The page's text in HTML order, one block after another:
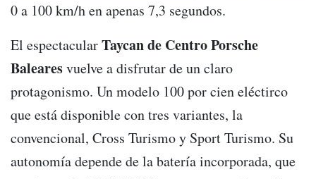
0 a 100 km/h en apenas 7,3 segundos.
El espectacularTaycan de Centro Porsche
Balearesvuelve a disfrutar de un claro
protagonismo. Un modelo 100 por cien eléctirco
que está disponible con tres variantes, la
convencional, Cross Turismo y Sport Turismo. Su
autonomía depende de la batería incorporada, que